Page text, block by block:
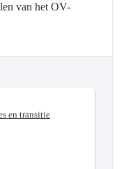
van het OV-
en transitie